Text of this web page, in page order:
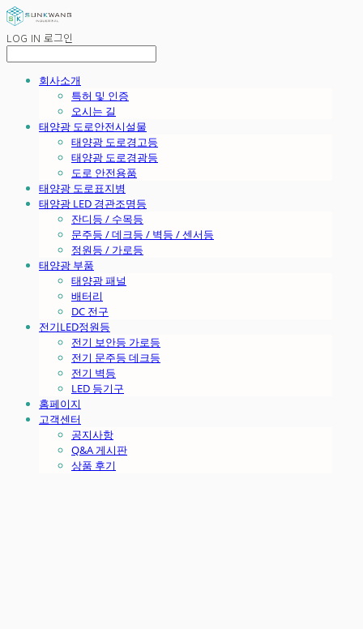
LOG IN 로그인
회사소개
특허 및 인증
오시는 길
태양광 도로안전시설물
태양광 도로경고등
태양광 도로경광등
도로 안전용품
태양광 도로표지병
태양광 LED 경관조명등
잔디등 / 수목등
문주등 / 데크등 / 벽등 / 센서등
정원등 / 가로등
태양광 부품
태양광 패널
배터리
DC 전구
전기LED정원등
전기 보안등 가로등
전기 문주등 데크등
전기 벽등
LED 등기구
홈페이지
고객센터
공지사항
Q&A 게시판
상품 후기